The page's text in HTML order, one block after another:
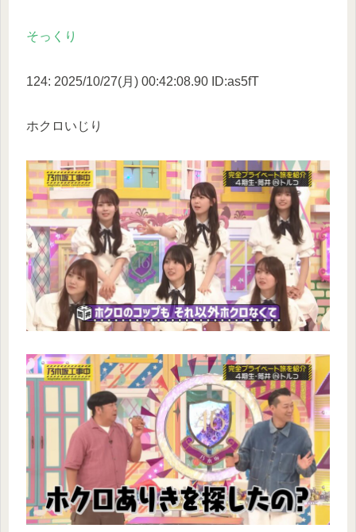
そっくり
124: 2025/10/27(月) 00:42:08.90 ID:as5fT
ホクロいじり